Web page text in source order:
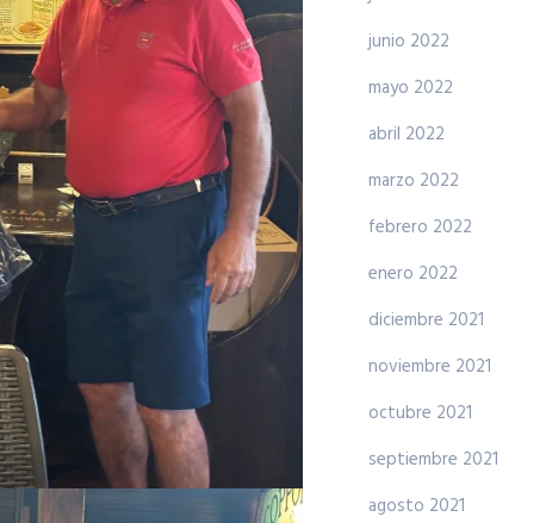
junio 2022
mayo 2022
abril 2022
marzo 2022
febrero 2022
enero 2022
diciembre 2021
noviembre 2021
octubre 2021
septiembre 2021
agosto 2021